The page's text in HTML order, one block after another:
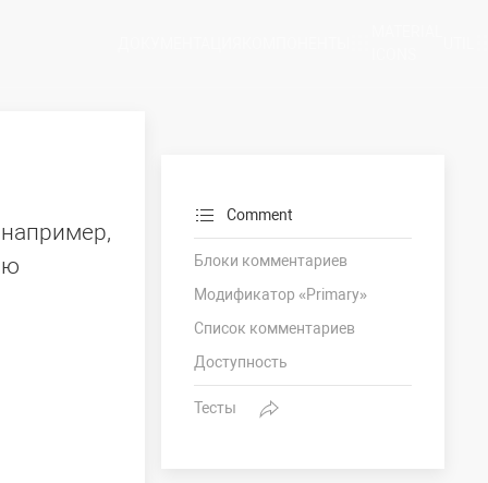
Comment
Блоки комментариев
Модификатор «Primary»
Cписок комментариев
Доступность
Тесты